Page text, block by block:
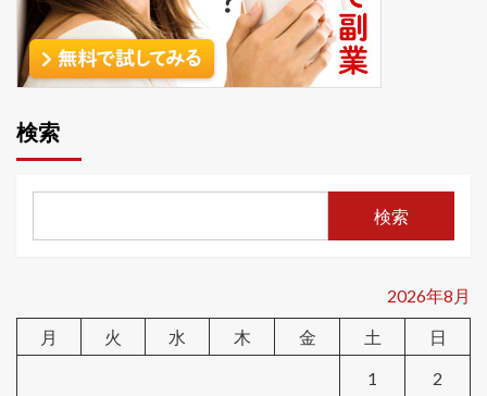
検索
検索
2026年8月
月
火 水 木 金 土
日
1
2